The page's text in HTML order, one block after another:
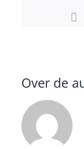
Over de